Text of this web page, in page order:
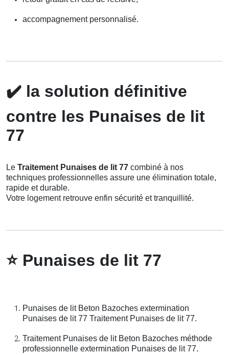
accompagnement personnalisé.
✔️ la solution définitive
contre les Punaises de lit
77
Le Traitement Punaises de lit 77 combiné à nos
techniques professionnelles assure une élimination totale,
rapide et durable.
Votre logement retrouve enfin sécurité et tranquillité.
⭐Punaises de lit 77
Punaises de lit Beton Bazoches extermination
Punaises de lit 77 Traitement Punaises de lit 77.
Traitement Punaises de lit Beton Bazoches méthode
professionnelle extermination Punaises de lit 77.